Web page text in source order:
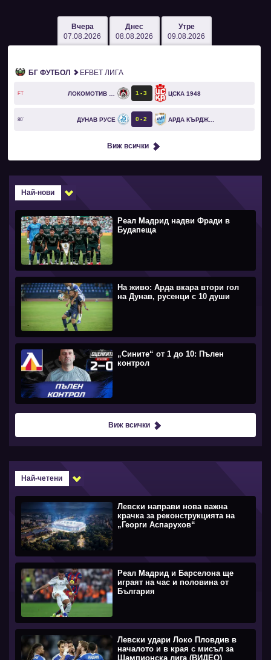
Вчера
07.08.2026
Днес
08.08.2026
Утре
09.08.2026
БГ ФУТБОЛ EFBET ЛИГА
FT 1 3 ЦСКА 1948
80` ДУНАВ РУСЕ 0 2 АРДА КЪРДЖАЛИ
Виж всички
Най-нови
Реал Мадрид надви Фради в
Будапеща
На живо: Арда вкара втори гол
на Дунав, русенци с 10 души
„Сините“ от 1 до 10: Пълен
контрол
Виж всички
Най-четени
Левски направи нова важна
крачка за реконструкцията на
„Георги Аспарухов“
Реал Мадрид и Барселона ще
играят на час и половина от
България
Левски удари Локо Пловдив в
началото и в края с мисъл за
Шампионска лига (ВИДЕО)